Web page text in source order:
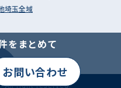
をまとめて
お問い合わせ
埼玉全域
All right reserved.